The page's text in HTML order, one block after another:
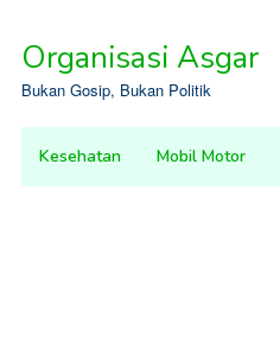
contentOrganisasi Asgar
Bukan Gosip, Bukan Politik
Kesehatan Mobil Motor